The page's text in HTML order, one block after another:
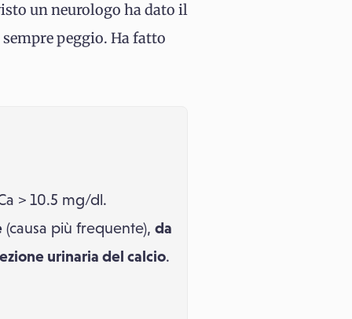
un neurologo ha dato il
peggio. Ha fatto
> 10.5 mg/dl.
(causa più frequente), da
urinaria del calcio.